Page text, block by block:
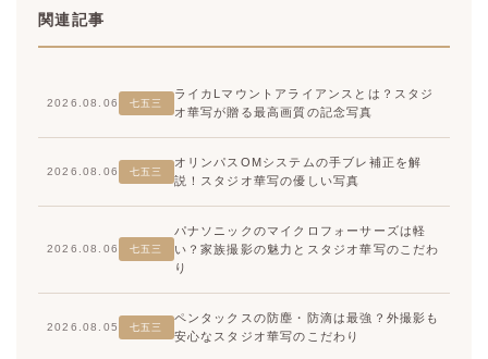
関連記事
2026.08.06 七五三
ライカLマウントアライアンスとは？スタジ
オ華写が贈る最高画質の記念写真
2026.08.06 七五三
オリンパスOMシステムの手ブレ補正を解
説！スタジオ華写の優しい写真
2026.08.06 七五三
パナソニックのマイクロフォーサーズは軽
い？家族撮影の魅力とスタジオ華写のこだわ
り
2026.08.05 七五三
ペンタックスの防塵・防滴は最強？外撮影も
安心なスタジオ華写のこだわり